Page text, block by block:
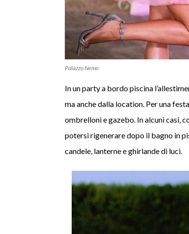
Palazzo Nemo
In un party a bordo piscina
ma anche dalla location. Per una
ombrelloni e gazebo. In alcuni casi,
potersi rigenerare dopo il bagno in
candele, lanterne e ghirlande di luci.